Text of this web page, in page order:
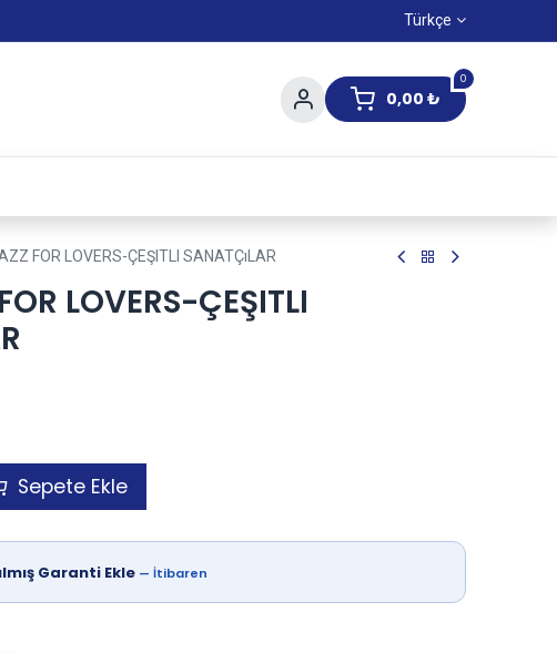
Türkçe
0
0,00 ₺
FOR LOVERS-ÇEŞITLI SANATÇıLAR
LOVERS-ÇEŞITLI
Sepete Ekle
Garanti Ekle — İtibaren